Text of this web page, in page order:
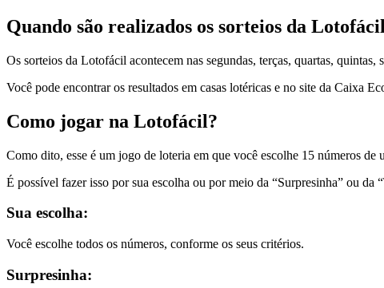
Quando são realizados os sorteios da
Os sorteios da Lotofácil acontecem nas segundas, terças, quartas, quintas,
Você pode encontrar os resultados em casas lotéricas e no site da Caixa
Como jogar na Lotofácil?
Como dito, esse é um jogo de loteria em que você escolhe 15 números de
É possível fazer isso por sua escolha ou por meio da “Surpresinha” ou da
Sua escolha:
Você escolhe todos os números, conforme os seus critérios.
Surpresinha: